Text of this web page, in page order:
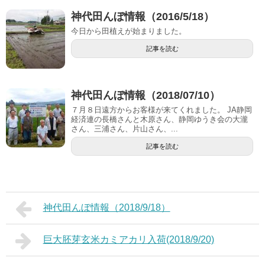
神代田んぼ情報（2016/5/18）
今日から田植えが始まりました。
記事を読む
神代田んぼ情報（2018/07/10）
７月８日遠方からお客様が来てくれました。 JA静岡
経済連の長橋さんと木原さん、静岡ゆうき会の大瀧
さん、三浦さん、片山さん、...
記事を読む
神代田んぼ情報（2018/9/18）
巨大胚芽玄米カミアカリ入荷(2018/9/20)